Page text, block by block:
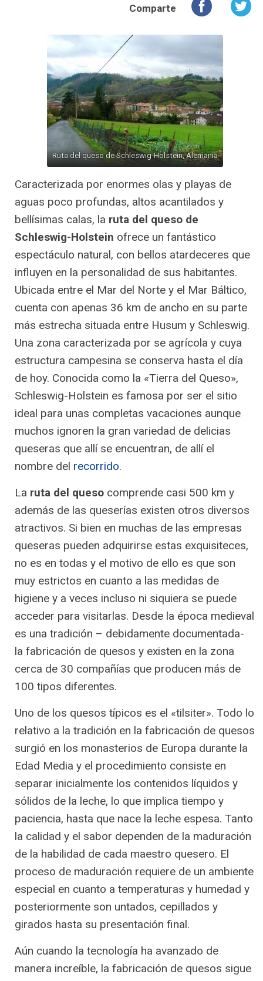
Comparte
Ruta del queso de Schleswig-Holstein, Alemania
Caracterizada por enormes olas y playas de
aguas poco profundas, altos acantilados y
bellísimas calas, la ruta del queso de
Schleswig-Holstein ofrece un fantástico
espectáculo natural, con bellos atardeceres que
influyen en la personalidad de sus habitantes.
Ubicada entre el Mar del Norte y el Mar Báltico,
cuenta con apenas 36 km de ancho en su parte
más estrecha situada entre Husum y Schleswig.
Una zona caracterizada por se agrícola y cuya
estructura campesina se conserva hasta el día
de hoy. Conocida como la «Tierra del Queso»,
Schleswig-Holstein es famosa por ser el sitio
ideal para unas completas vacaciones aunque
muchos ignoren la gran variedad de delicias
queseras que allí se encuentran, de allí el
nombre del recorrido.
La ruta del queso comprende casi 500 km y
además de las queserías existen otros diversos
atractivos. Si bien en muchas de las empresas
queseras pueden adquirirse estas exquisiteces,
no es en todas y el motivo de ello es que son
muy estrictos en cuanto a las medidas de
higiene y a veces incluso ni siquiera se puede
acceder para visitarlas. Desde la época medieval
es una tradición – debidamente documentada-
la fabricación de quesos y existen en la zona
cerca de 30 compañías que producen más de
100 tipos diferentes.
Uno de los quesos típicos es el «tilsiter». Todo lo
relativo a la tradición en la fabricación de quesos
surgió en los monasterios de Europa durante la
Edad Media y el procedimiento consiste en
separar inicialmente los contenidos líquidos y
sólidos de la leche, lo que implica tiempo y
paciencia, hasta que nace la leche espesa. Tanto
la calidad y el sabor dependen de la maduración
de la habilidad de cada maestro quesero. El
proceso de maduración requiere de un ambiente
especial en cuanto a temperaturas y humedad y
posteriormente son untados, cepillados y
girados hasta su presentación final.
Aún cuando la tecnología ha avanzado de
manera increíble, la fabricación de quesos sigue